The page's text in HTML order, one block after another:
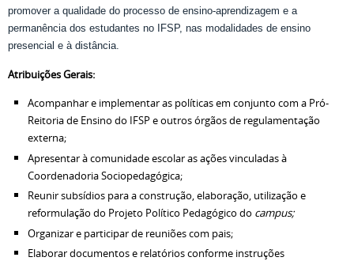
promover a qualidade do processo de ensino-aprendizagem e a
permanência dos estudantes no IFSP, nas modalidades de ensino
presencial e à distância.
Atribuições Gerais:
Acompanhar e implementar as políticas em conjunto com a Pró-
Reitoria de Ensino do IFSP e outros órgãos de regulamentação
externa;
Apresentar à comunidade escolar as ações vinculadas à
Coordenadoria Sociopedagógica;
Reunir subsídios para a construção, elaboração, utilização e
reformulação do Projeto Político Pedagógico do campus;
Organizar e participar de reuniões com pais;
Elaborar documentos e relatórios conforme instruções